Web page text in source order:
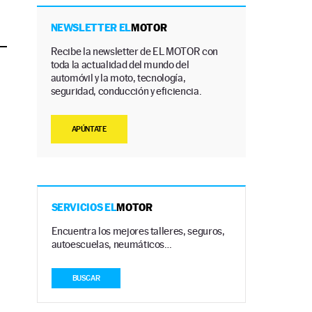
NEWSLETTER ELMOTOR
Recibe la newsletter de EL MOTOR con
toda la actualidad del mundo del
automóvil y la moto, tecnología,
seguridad, conducción y eficiencia.
APÚNTATE
SERVICIOS ELMOTOR
Encuentra los mejores talleres, seguros,
autoescuelas, neumáticos…
BUSCAR